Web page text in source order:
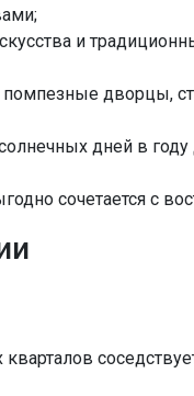
и
помпезные дворцы,
дней в
сочетается с